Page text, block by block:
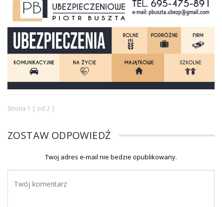
Strona 1 | od 2 |
ZOSTAW ODPOWIEDŹ
Twoj adres e-mail nie bedzie opublikowany.